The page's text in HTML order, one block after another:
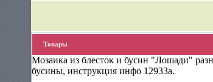
Товары
Мозаика из блесток и бусин "Лошади"
бусины, инструкция инфо 12933a.